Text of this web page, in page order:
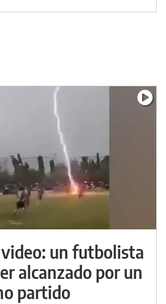
un futbolista
alcanzado por un
partido